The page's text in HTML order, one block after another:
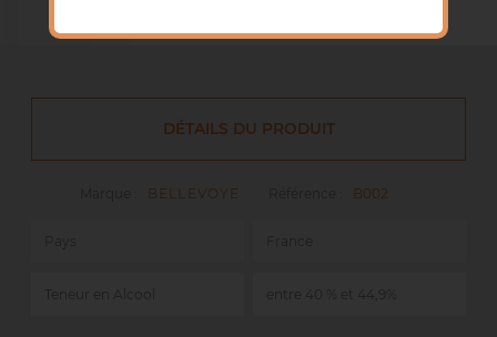
DÉTAILS DU PRODUIT
BELLEVOYE B002